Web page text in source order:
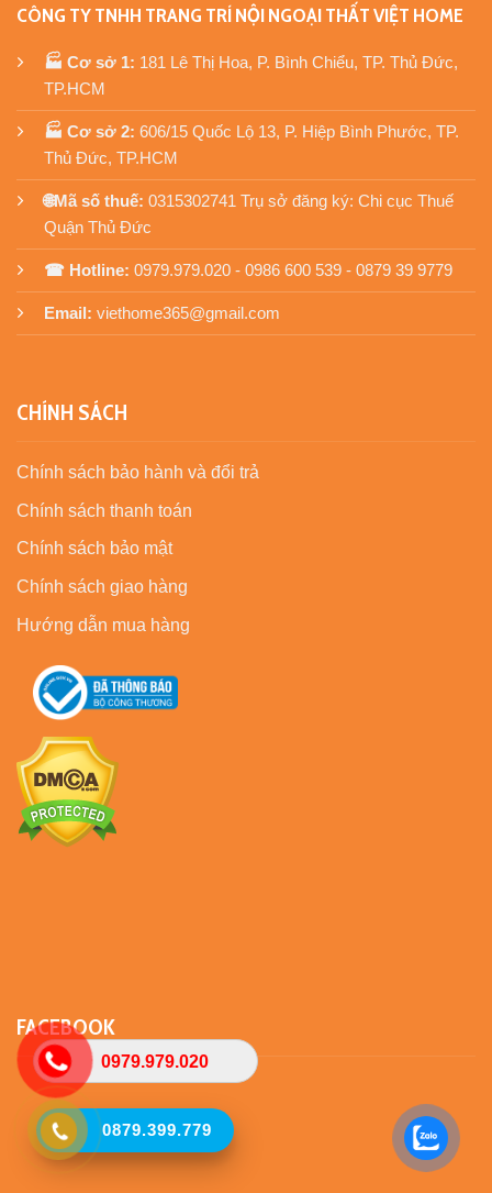
0979.979.020
CÔNG TY TNHH TRANG TRÍ NỘI NGOẠI THẤT VIỆT HOME
🏭 Cơ sở 1: 181 Lê Thị Hoa, P. Bình Chiểu, TP. Thủ Đức,
TP.HCM
🏭 Cơ sở 2: 606/15 Quốc Lộ 13, P. Hiệp Bình Phước, TP.
Thủ Đức, TP.HCM
🌐Mã số thuế: 0315302741 Trụ sở đăng ký: Chi cục Thuế
Quận Thủ Đức
☎ Hotline: 0979.979.020 - 0986 600 539 - 0879 39 9779
Email: viethome365@gmail.com
CHÍNH SÁCH
Chính sách bảo hành và đổi trả
Chính sách thanh toán
Chính sách bảo mật
Chính sách giao hàng
Hướng dẫn mua hàng
FACEBOOK
0879.399.779